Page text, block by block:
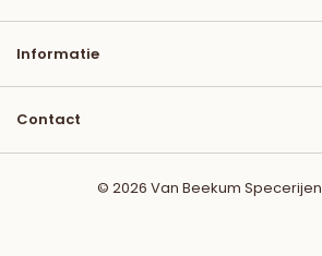
Informatie
Contact
© 2026 Van Beekum Specerijen